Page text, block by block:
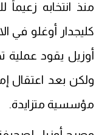
كليجدار أوغلو في
أوزيل يقود
ولكن بعد اعتقال
مؤسسية متزايدة.